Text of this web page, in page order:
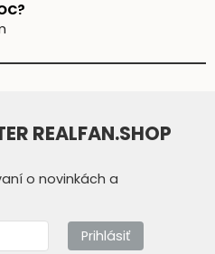
REALFAN.SHOP
o novinkách a
Prihlásiť